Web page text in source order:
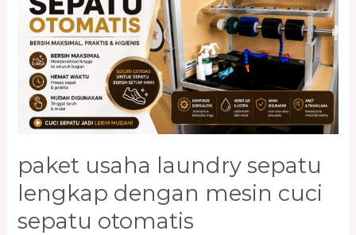
paket usaha laundry sepatu
lengkap dengan mesin cuci
sepatu otomatis
dengan
Mesin
Cuci
Sepatu
Otomatis